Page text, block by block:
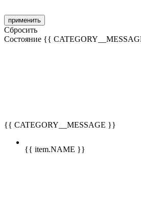
применить
Сбросить
Состояние {{
{{ CATEGORY__MESSAGE }}
{{ item.NAME }}